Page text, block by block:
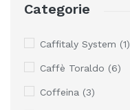
Categorie
Caffitaly System (1)
Caffè Toraldo (6)
Coffeina (3)